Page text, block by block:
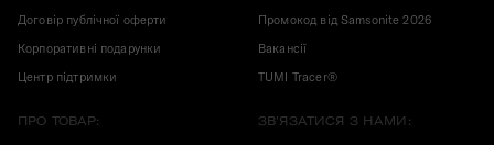
Договір публічної оферти
Корпоративні подарунки
Центр підтримки
Промокод від Samsonite 2026
Вакансії
TUMI Tracer®
ПРО ТОВАР: ЗВ'ЯЗАТИСЯ З НАМИ: